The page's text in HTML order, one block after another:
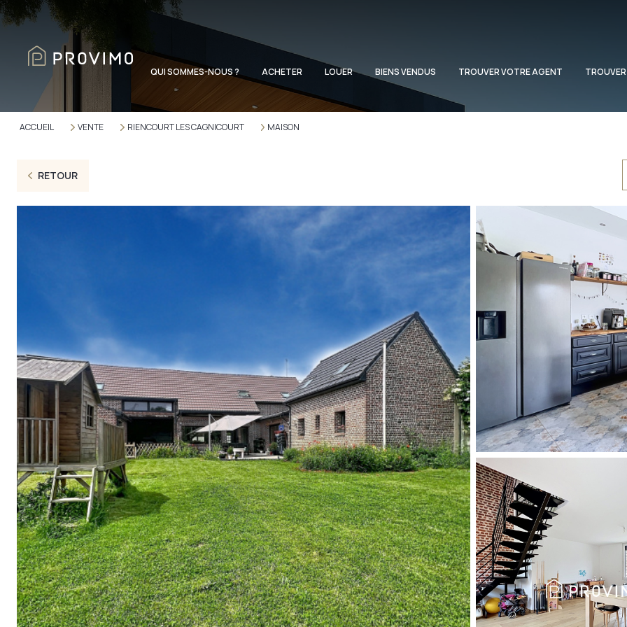
QUI SOMMES-NOUS ? ACHETER LOUER BIENS VENDUS TROUVER VOTRE AGENT
ACCUEIL VENTE RIENCOURT LES CAGNICOURT MAISON
RETOUR